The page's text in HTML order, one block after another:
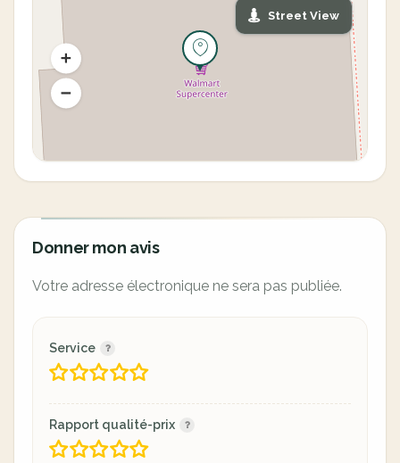
Street View
Donner mon avis
Votre adresse électronique ne sera pas publiée.
Service
Rapport qualité-prix